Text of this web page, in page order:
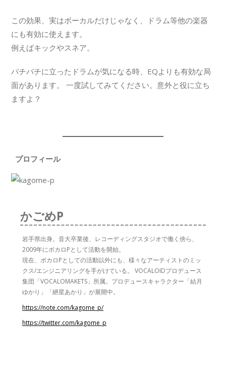
この効果、実はボーカルだけじゃなく、ドラム等他の楽器
にも有効に使えます。
例えばキックやスネア。
バチバチに立ったドラムが気になる時、EQよりも有効な局
面があります。 一度試してみてください。意外と役に立ち
ますよ？
プロフィール
かごめP
岩手県出身。音大卒業後、レコーディングスタジオで働く傍ら、
2009年にボカロPとして活動を開始。
現在、ボカロPとしての活動以外にも、様々なアーティストのミッ
クス/エンジニアリングを手がけている。 VOCALOIDプロデュース
集団「VOCALOMAKETS」所属。プロデュースキャラクター「結月
ゆかり」「紲星あかり」が展開中。
https://note.com/kagome_p/
https://twitter.com/kagome_p